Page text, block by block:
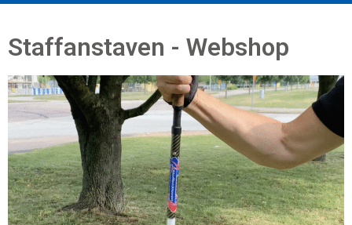
Staffanstaven - Webshop